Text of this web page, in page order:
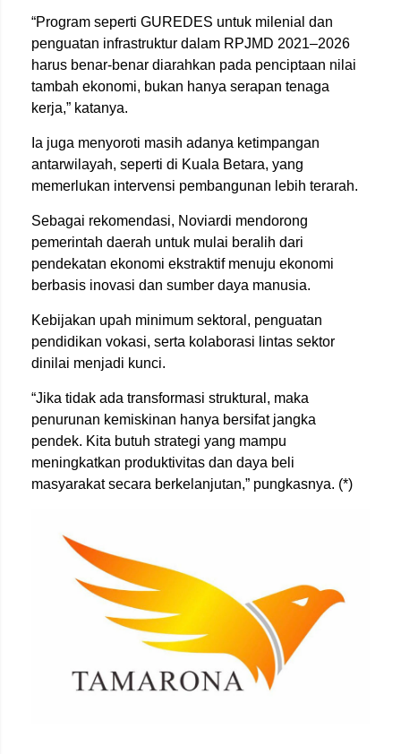
“Program seperti GUREDES untuk milenial dan
penguatan infrastruktur dalam RPJMD 2021–2026
harus benar-benar diarahkan pada penciptaan nilai
tambah ekonomi, bukan hanya serapan tenaga
kerja,” katanya.
Ia juga menyoroti masih adanya ketimpangan
antarwilayah, seperti di Kuala Betara, yang
memerlukan intervensi pembangunan lebih terarah.
Sebagai rekomendasi, Noviardi mendorong
pemerintah daerah untuk mulai beralih dari
pendekatan ekonomi ekstraktif menuju ekonomi
berbasis inovasi dan sumber daya manusia.
Kebijakan upah minimum sektoral, penguatan
pendidikan vokasi, serta kolaborasi lintas sektor
dinilai menjadi kunci.
“Jika tidak ada transformasi struktural, maka
penurunan kemiskinan hanya bersifat jangka
pendek. Kita butuh strategi yang mampu
meningkatkan produktivitas dan daya beli
masyarakat secara berkelanjutan,” pungkasnya. (*)